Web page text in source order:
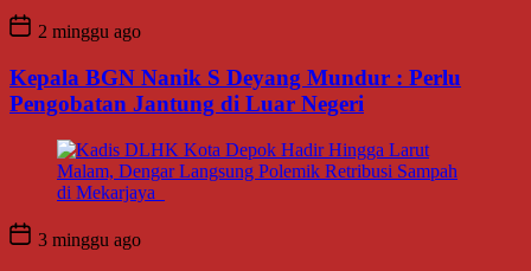
2 minggu ago
Kepala BGN Nanik S Deyang Mundur : Perlu
Pengobatan Jantung di Luar Negeri
3 minggu ago